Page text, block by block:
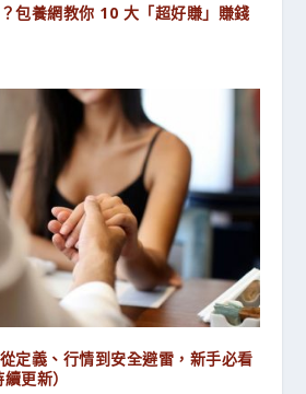
包養網教你 10 大「超好賺」賺錢
定義、行情到安全避雷，新手必看
更新）